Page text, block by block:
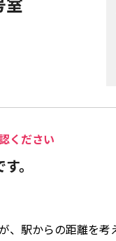
ください
。
、駅からの距離を考